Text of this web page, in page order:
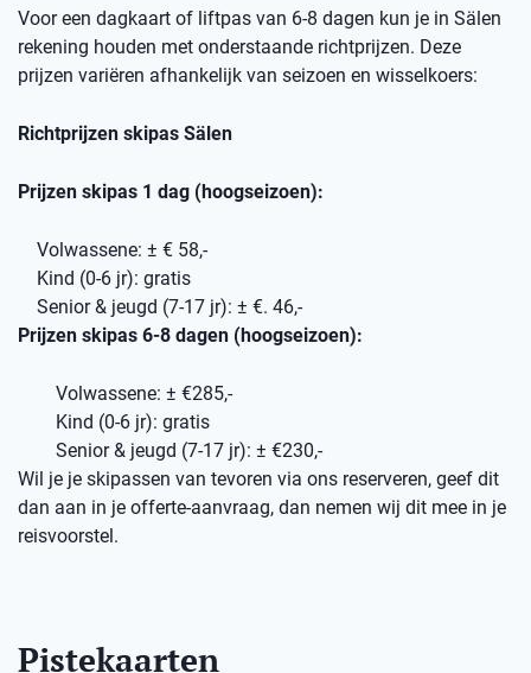
Voor een dagkaart of liftpas van 6-8 dagen kun je in Sälen
rekening houden met onderstaande richtprijzen. Deze
prijzen variëren afhankelijk van seizoen en wisselkoers:
Richtprijzen skipas Sälen
Prijzen skipas 1 dag (hoogseizoen):
Volwassene: ± € 58,-
Kind (0-6 jr): gratis
Senior & jeugd (7-17 jr): ± €. 46,-
Prijzen skipas 6-8 dagen (hoogseizoen):
Volwassene: ± €285,-
Kind (0-6 jr): gratis
Senior & jeugd (7-17 jr): ± €230,-
Wil je je skipassen van tevoren via ons reserveren, geef dit
dan aan in je offerte-aanvraag, dan nemen wij dit mee in je
reisvoorstel.
Pistekaarten